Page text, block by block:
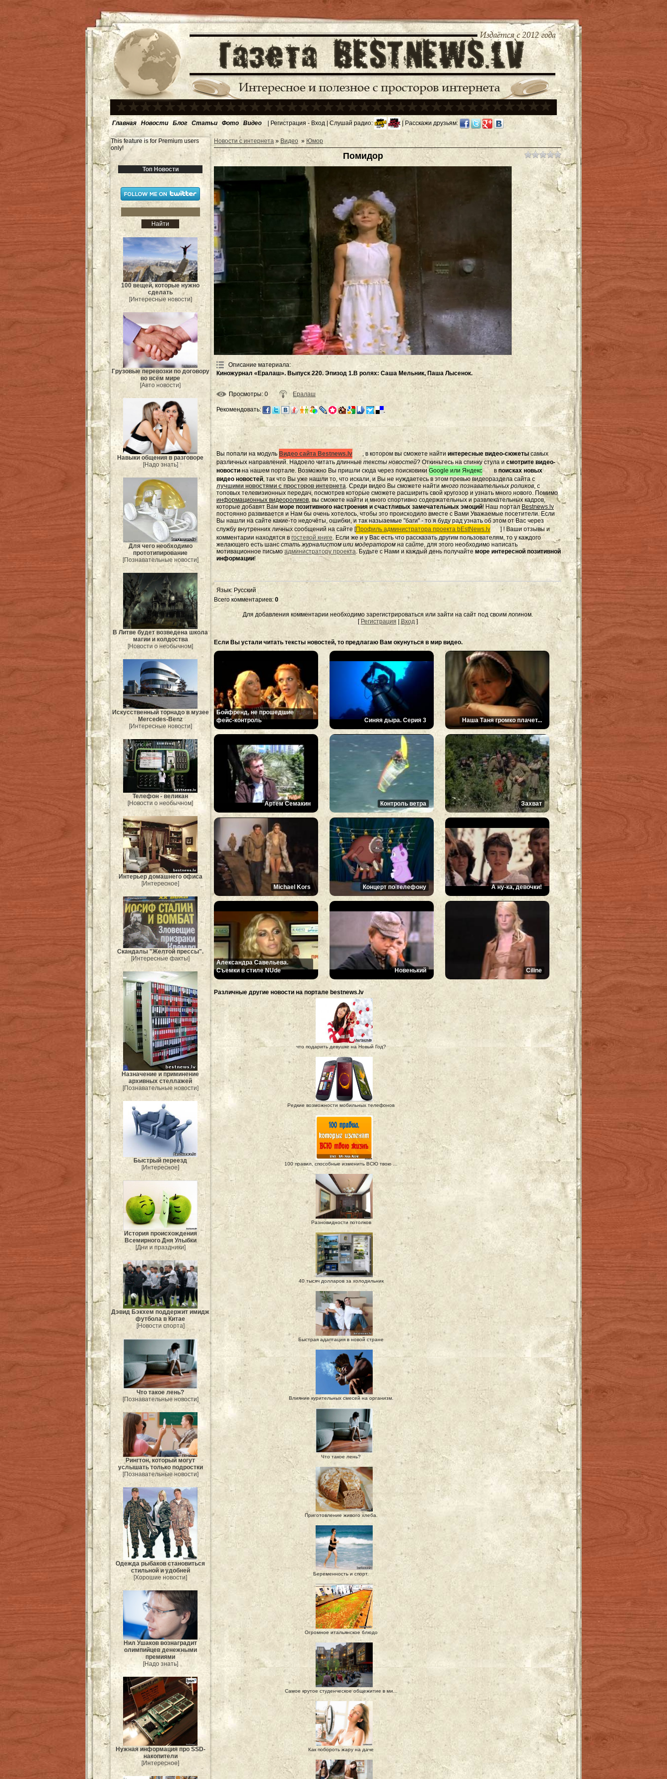
Главная Новости Блог Статьи Фото Видео | Регистрация - Вход | Слушай радио: | Расскажи друзьям:
This feature is for Premium users
only!
Топ Новости
100 вещей, которые нужно
сделать
[Интересные новости]
Грузовые перевозки по договору
во всём мире
[Авто новости]
Навыки общения в разговоре
[Надо знать]
Для чего необходимо
прототипирование
[Познавательные новости]
В Литве будет возведена школа
магии и колдоства
[Новости о необычном]
Искусственный торнадо в музее
Mercedes-Benz
[Интересные новости]
Телефон - великан
[Новости о необычном]
Интерьер домашнего офиса
[Интересное]
Скандалы "Желтой прессы".
[Интересные факты]
Назначение и приминение
архивных стеллажей
[Познавательные новости]
Быстрый переезд
[Интересное]
История происхождения
Всемирного Дня Улыбки
[Дни и праздники]
Дэвид Бэкхем поддержит имидж
футбола в Китае
[Новости спорта]
Что такое лень?
[Познавательные новости]
Рингтон, который могут
услышать только подростки
[Познавательные новости]
Одежда рыбаков становиться
стильной и удобней
[Хорошие новости]
Нил Ушаков вознаградит
олимпийцев денежными
премиями
[Надо знать]
Нужная информация про SSD-
накопители
[Интересное]
Новости с интернета » Видео » Юмор
Помидор
Описание материала:
Киножурнал «Ералаш». Выпуск 220. Эпизод 1.В ролях: Саша Мельник, Паша Лысенок.
Просмотры: 0 Ералаш
Рекомендовать:
Вы попали на модуль Видео сайта Bestnews.lv , в котором вы сможете найти интересные видео-сюжеты самых
различных направлений. Надоело читать длинные тексты новостей? Откиньтесь на спинку стула и смотрите видео-
новостина нашем портале. Возможно Вы пришли сюда через поисковики Google или Яндекс в поисках новых
видео новостей, так что Вы уже нашли то, что искали, и Вы не нуждаетесь в этом превью видеораздела сайта с
лучшими новостями с просторов интернета. Среди видео Вы сможете найти много познавательных роликов, с
топовых телевизионных передач, посмотрев которые сможете расширить свой кругозор и узнать много нового. Помимо
информационных видеороликов, вы сможете найти и много спортивно содержательных и развлекательных кадров,
которые добавят Вам море позитивного настроения и счастливых замечательных эмоций! Наш портал Bestnews.lv
постоянно развивается и Нам бы очень хотелось, чтобы это происходило вместе с Вами Уважаемые посетители. Если
Вы нашли на сайте какие-то недочёты, ошибки, и так назыаемые "баги" - то я буду рад узнать об этом от Вас через
службу внутренних личных сообщений на сайте [Профиль администратора проекта bEstNews.lv
] ! Ваши отзывы и
комментарии находятся в гостевой книге. Если же и у Вас есть что рассказать другим пользователям, то у каждого
желающего есть шанс стать журналистом или модератором на сайте, для этого необходимо написать
мотивационное письмоадминистратору проекта. Будьте с Нами и каждый день получайте море интересной позитивной
информации!
Язык: Русский
Всего комментариев: 0
Для добавления комментарии необходимо зарегистрироваться или зайти на сайт под своим логином.
[ Регистрация Вход]
Если Вы устали читать тексты новостей, то предлагаю Вам окунуться в мир видео.
Бойфренд, не прошедшие
фейс-контроль
Синяя дыра. Серия 3 Наша Таня громко плачет...
Артем Семакин Контроль ветра Захват
Michael Kors Концерт по телефону А ну-ка, девочки!
Александра Савельева.
Съемки в стиле NUde
Новенький Ciline
Различные другие новости на портале bestnews.lv
что подарить девушке на Новый Год?
Редкие возможности мобильных телефонов
100 правил, способные изменить ВСЮ твою ...
Разновидности потолков
40 тысяч долларов за холодильник
Быстрая адаптация в новой стране
Влияние курительных смесей на организм.
Что такое лень?
Приготовление живого хлеба.
Беременность и спорт.
Огромное итальянское блюдо
Самое крутое студенческое общежитие в ми...
Как побороть жару на даче